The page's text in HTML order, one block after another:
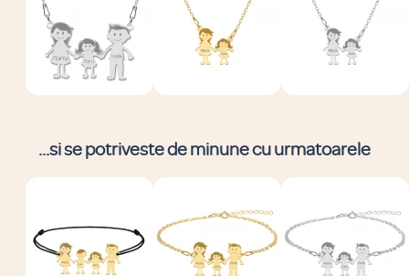
...si se potriveste de minune cu urmatoarele